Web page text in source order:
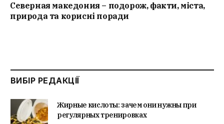
Северная македония – подорож, факти, міста,
природа та корисні поради
ВИБІР РЕДАКЦІЇ
Жирные кислоты: зачем они нужны при
регулярных тренировках